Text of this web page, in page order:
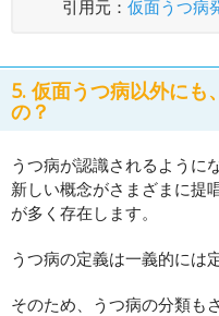
引用元： 仮面うつ病
5. 仮面うつ病以外にも
の？
うつ病が認識されるように
新しい概念がさまざまに提
が多く存在します。
うつ病の定義は一義的には
そのため、うつ病の分類も